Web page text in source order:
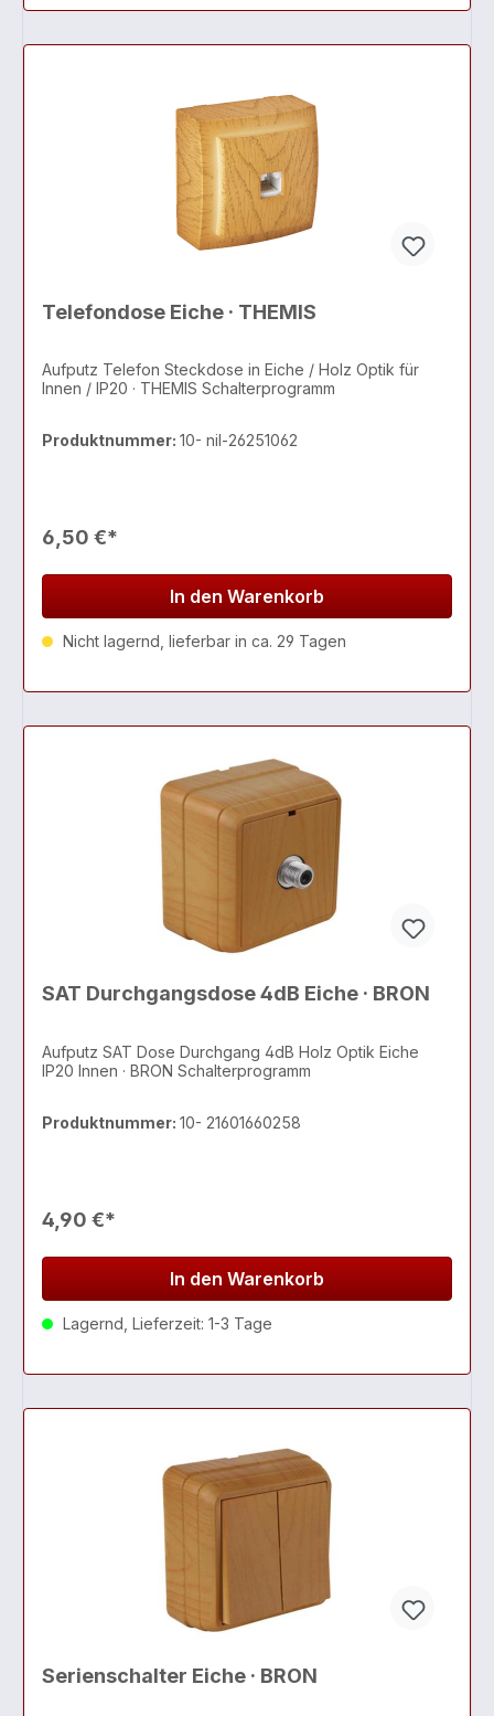
Telefondose Eiche · THEMIS
Aufputz Telefon Steckdose in Eiche / Holz Optik für
Innen / IP20 · THEMIS Schalterprogramm
Produktnummer: 10- nil-26251062
6,50 €*
In den Warenkorb
Nicht lagernd, lieferbar in ca. 29 Tagen
SAT Durchgangsdose 4dB Eiche · BRON
Aufputz SAT Dose Durchgang 4dB Holz Optik Eiche
IP20 Innen · BRON Schalterprogramm
Produktnummer: 10- 21601660258
4,90 €*
In den Warenkorb
Lagernd, Lieferzeit: 1-3 Tage
Serienschalter Eiche · BRON